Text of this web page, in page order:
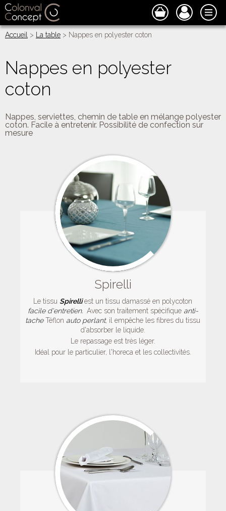
Accueil > La table > Nappes en polyester coton
Nappes en polyester
coton
Nappes, serviettes, chemin de table en mélange polyester
coton. Facile à entretenir. Possibilité de confection sur
mesure
Spirelli
Le tissuSpirelli est un tissu damassé en polycoton
facile d'entretien. Avec son traitement spécifique anti-
tache Téflon auto perlant, il empêche les fibres du tissu
d'absorber le liquide.
Le repassage est très léger.
Idéal pour le particulier, l'horeca et les collectivités.